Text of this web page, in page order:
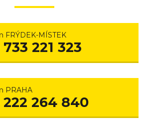
FRÝDEK-MÍSTEK
221 323
PRAHA
222 264 840